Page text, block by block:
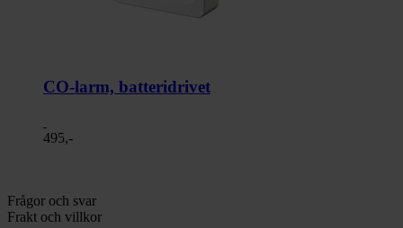
CO-larm, batteridrivet
495,-
Frågor och svar
Frakt och villkor